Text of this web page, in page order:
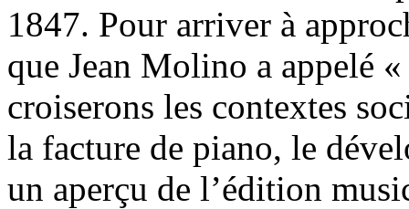
1847. Pour arriver à
que Jean Molino a appelé
croiserons les contextes
la facture de piano, le
un aperçu de l’édition